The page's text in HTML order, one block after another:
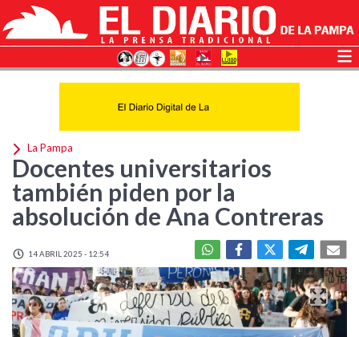
La Pampa
Docentes universitarios
también piden por la
absolución de Ana Contreras
14 ABRIL 2025 - 12:54